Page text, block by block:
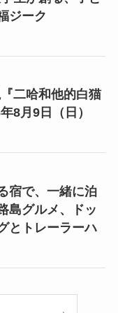
ジーク
二哈和他的白猫
8月9日（日）
宿で、一緒に泊
島グルメ、ドッ
とトレーラーハ